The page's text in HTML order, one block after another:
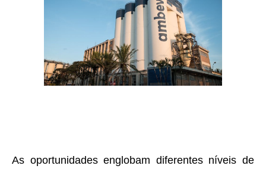
As oportunidades englobam diferentes níveis de